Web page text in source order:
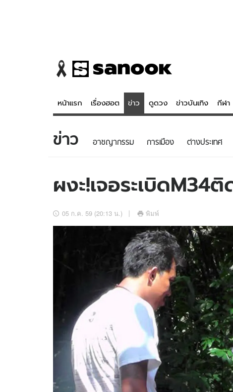
หน้าแรก เรื่องฮอต ข่าว ดูดวง ข่าวบันเทิง กีฬา
ข่าว
ข่าวบันเทิง
ดูดวง - ตร
สถิติหวยไทย
ดาวน์โหลดสนุกแอปฟรี ติดตามสนุกโซเชียล
สงวนลิขสิทธิ์ ©2569 บริษัท อิมเมจ ฟิวเจอร์ (ประเทศไทย) จำกัด
ข่าว อาชญากรรม การเมือง ต่างประเทศ
ผงะ!เจอระเบิด
05 ก.ค. 59 (20:13 น.) พิมพ์